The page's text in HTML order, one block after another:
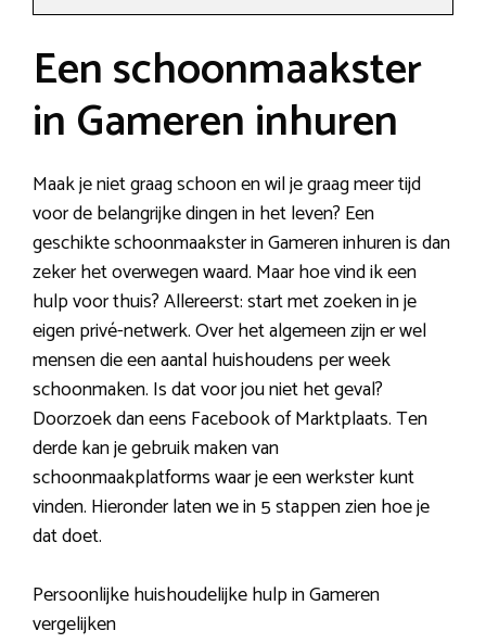
Een schoonmaakster
in Gameren inhuren
Maak je niet graag schoon en wil je graag meer tijd
voor de belangrijke dingen in het leven? Een
geschikte schoonmaakster in Gameren inhuren is dan
zeker het overwegen waard. Maar hoe vind ik een
hulp voor thuis? Allereerst: start met zoeken in je
eigen privé-netwerk. Over het algemeen zijn er wel
mensen die een aantal huishoudens per week
schoonmaken. Is dat voor jou niet het geval?
Doorzoek dan eens Facebook of Marktplaats. Ten
derde kan je gebruik maken van
schoonmaakplatforms waar je een werkster kunt
vinden. Hieronder laten we in 5 stappen zien hoe je
dat doet.
Persoonlijke huishoudelijke hulp in Gameren
vergelijken